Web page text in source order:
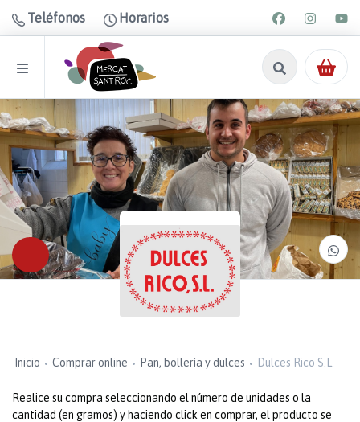
Teléfonos Horarios
Inicio Comprar online Pan, bollería y dulces Dulces Rico S.L.
Realice su compra seleccionando el número de unidades o la
cantidad (en gramos) y haciendo click en comprar, el producto se